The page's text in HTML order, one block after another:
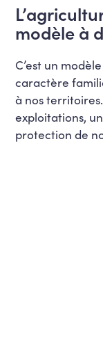
modèle à
C’est un
caractère
à nos
exploitations,
protection de